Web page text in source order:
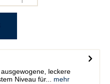
leckere
Niveau für...
mehr